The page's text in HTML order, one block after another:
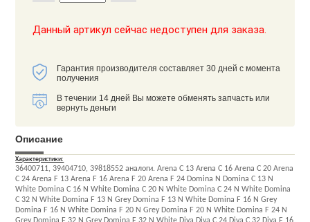
Данный артикул сейчас недоступен для заказа.
Гарантия производителя составляет 30 дней с момента
получения
В течении 14 дней Вы можете обменять запчасть или
вернуть деньги
Описание
Характеристики:
36400711, 39404710, 39818552 аналоги. Arena C 13 Arena C 16 Arena C 20 Arena
C 24 Arena F 13 Arena F 16 Arena F 20 Arena F 24 Domina N Domina C 13 N
White Domina C 16 N White Domina C 20 N White Domina C 24 N White Domina
C 32 N White Domina F 13 N Grey Domina F 13 N White Domina F 16 N Grey
Domina F 16 N White Domina F 20 N Grey Domina F 20 N White Domina F 24 N